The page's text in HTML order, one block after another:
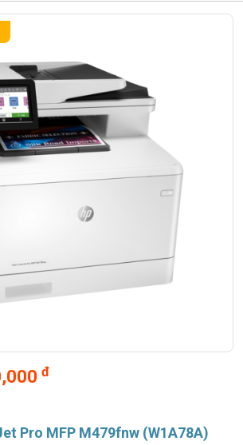
Pro MFP M479fnw (W1A78A)
đ